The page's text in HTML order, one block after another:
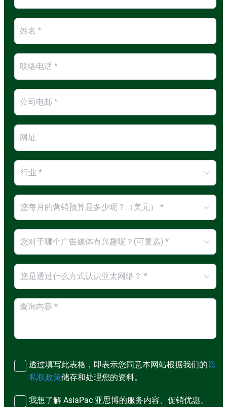
行业 *
您每月的营销预算是多少呢？（美元） *
您对于哪个广告媒体有兴趣呢？(可复选) *
您是透过什么方式认识亚太网络？ *
透过填写此表格，即表示您同意本网站根据我们的隐
私权政策储存和处理您的资料。
我想了解 AsiaPac 亚思博的服务内容、促销优惠、